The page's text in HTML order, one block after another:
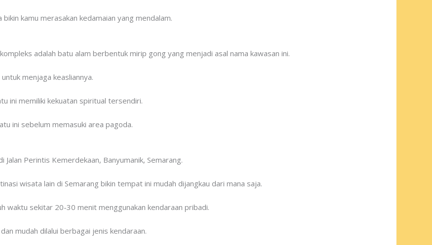
kamu merasakan kedamaian yang mendalam.
adalah batu alam berbentuk mirip gong yang menjadi asal nama kawasan ini.
menjaga keasliannya.
ini memiliki kekuatan spiritual tersendiri.
ini sebelum memasuki area pagoda.
Perintis Kemerdekaan, Banyumanik, Semarang.
wisata lain di Semarang bikin tempat ini mudah dijangkau dari mana saja.
waktu sekitar 20-30 menit menggunakan kendaraan pribadi.
mudah dilalui berbagai jenis kendaraan.